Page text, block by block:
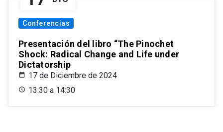
Conferencias
Presentación del libro “The Pinochet
Shock: Radical Change and Life under
Dictatorship
17 de Diciembre de 2024
13:30 a 14:30